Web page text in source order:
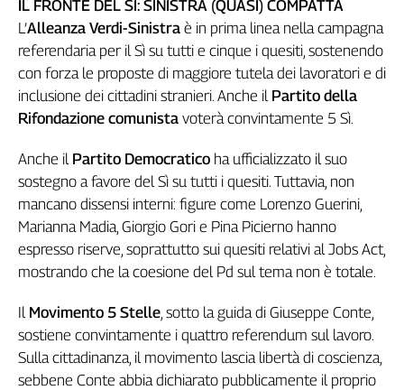
della
ragione
120
anni
Cgil
Collettiva
Collettiva
Play
Rubriche
Collettiva
Talk
La
Collettiva
Girasoli
Il
Sassolino
IL FRONTE DEL SÌ: SINISTRA (QUASI) COMPATTA
L’Alleanza Verdi-Sinistra è in prima linea nella campagna
referendaria per il Sì su tutti e cinque i quesiti, sostenendo
con forza le proposte di maggiore tutela dei lavoratori e di
inclusione dei cittadini stranieri. Anche il Partito della
Rifondazione comunista voterà convintamente 5 Sì.
Anche il Partito Democratico ha ufficializzato il suo
sostegno a favore del Sì su tutti i quesiti. Tuttavia, non
mancano dissensi interni: figure come Lorenzo Guerini,
Marianna Madia, Giorgio Gori e Pina Picierno hanno
espresso riserve, soprattutto sui quesiti relativi al Jobs Act,
mostrando che la coesione del Pd sul tema non è totale.
Il Movimento 5 Stelle, sotto la guida di Giuseppe Conte,
sostiene convintamente i quattro referendum sul lavoro.
Sulla cittadinanza, il movimento lascia libertà di coscienza,
sebbene Conte abbia dichiarato pubblicamente il proprio